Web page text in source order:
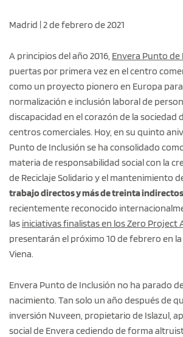
Madrid | 2 de febrero de 2021
A principios del año 2016, Envera Punto de
puertas por primera vez en el centro
como un proyecto pionero en Europa para
normalización e inclusión laboral de
discapacidad en el corazón de la sociedad
centros comerciales. Hoy, en su quinto
Punto de Inclusión se ha consolidado
materia de responsabilidad social con la
de Reciclaje Solidario y el mantenimiento
trabajo directos y más de treinta indirectos
recientemente reconocido
las iniciativas finalistas en los Zero Project
presentarán el próximo 10 de febrero en la
Viena.
Envera Punto de Inclusión no ha parado
nacimiento. Tan solo un año después de
inversión Nuveen, propietario de Islazul,
social de Envera cediendo de forma